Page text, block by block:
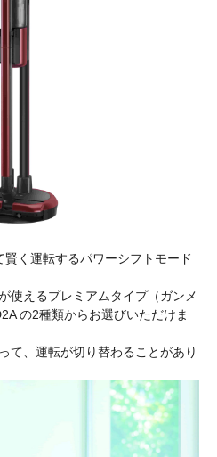
く運転するパワーシフトモード
使えるプレミアムタイプ（ガンメ
の2種類からお選びいただけま
て、運転が切り替わることがあり